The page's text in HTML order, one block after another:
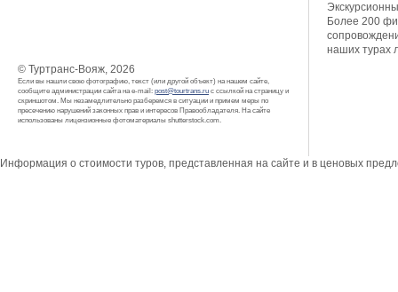
© Туртранс-Вояж, 2026
Если вы нашли свою фотографию, текст (или другой объект) на нашем сайте,
сообщите администрации сайта на e-mail: post@tourtrans.ru с ссылкой на страницу и
скриншотом. Мы незамедлительно разберемся в ситуации и примем меры по
пресечению нарушений законных прав и интересов Правообладателя. На сайте
использованы лицензионные фотоматериалы shutterstock.com.
Более 200
наших турах
Информация о стоимости туров, представленная на сайте и в ценовых